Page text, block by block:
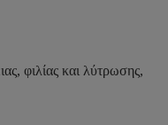
φιλίας και λύτρωσης,